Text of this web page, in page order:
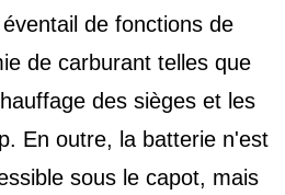
de fonctions de
de carburant telles que
des sièges et les
En outre, la batterie n'est
sous le capot, mais